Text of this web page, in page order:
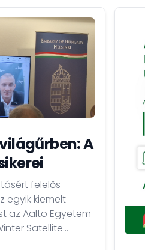
A
felelős
egyik kiemelt
az Aalto Egyetem
Satellite